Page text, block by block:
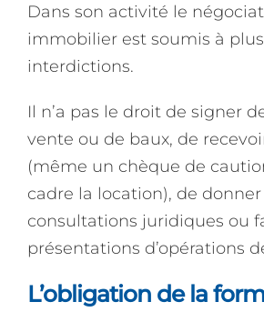
Dans son activité le
immobilier est soumis à
interdictions.
Il n’a pas le droit de signer
vente ou de baux, de
(même un chèque de
cadre la location), de donner
consultations juridiques ou
présentations d’opérations
L’obligation de la